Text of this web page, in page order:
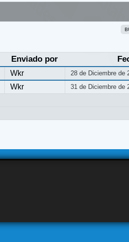
Enviado por
Wkr 28 de Diciembre de
Wkr 31 de Diciembre de